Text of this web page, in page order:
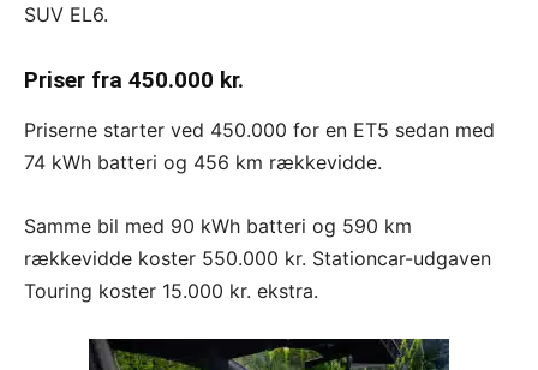
SUV EL6.
Priser fra 450.000 kr.
Priserne starter ved 450.000 for en ET5 sedan med
74 kWh batteri og 456 km rækkevidde.
Samme bil med 90 kWh batteri og 590 km
rækkevidde koster 550.000 kr. Stationcar-udgaven
Touring koster 15.000 kr. ekstra.